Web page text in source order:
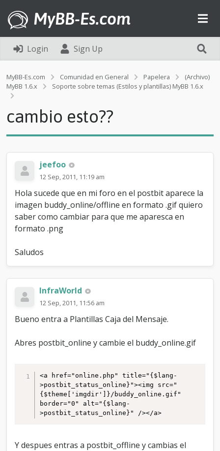
MyBB-Es.com
Login Sign Up
MyBB-Es.com Comunidad en General Papelera
(Archivo)
MyBB 1.6.x
Soporte sobre temas (Estilos y plantillas) MyBB 1.6.x
m
b
i
e
?
?
cambio esto??
jeefoo
12 Sep, 2011, 11:19 am
Hola sucede que en mi foro en el postbit aparece la
imagen buddy_online/offline en formato .gif quiero
saber como cambiar para que me aparesca en
formato .png
Saludos
InfraWorld
12 Sep, 2011, 11:56 am
Bueno entra a Plantillas Caja del Mensaje.
Abres postbit_online y cambie el buddy_online.gif
<a href="online.php" title="{$lang-
>postbit_status_online}"><img src="
{$theme['imgdir']}/buddy_online.gif"
border="0" alt="{$lang-
>postbit_status_online}" /></a>
Y despues entras a postbit_offline y cambias el